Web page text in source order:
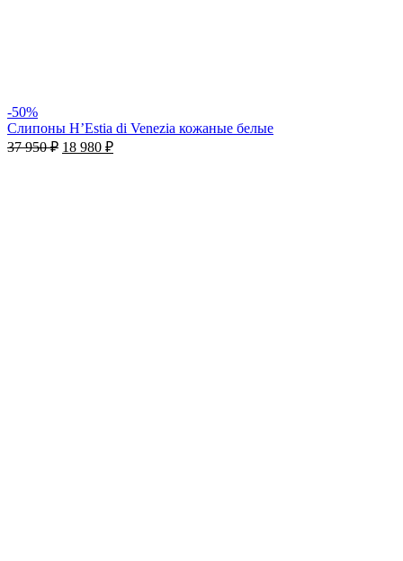
-50%
Слипоны H’Estia di Venezia кожаные белые
37 950₽ 18 980 ₽